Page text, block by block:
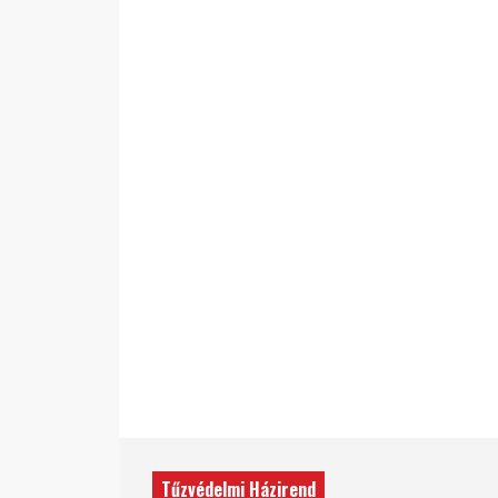
Tűzvédelmi Házirend